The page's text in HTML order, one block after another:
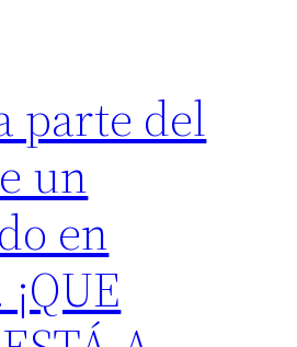
parte del
un
en